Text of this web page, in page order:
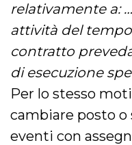
relativamente a:
attività del
contratto
di esecuzione
Per lo stesso
cambiare posto o
eventi con